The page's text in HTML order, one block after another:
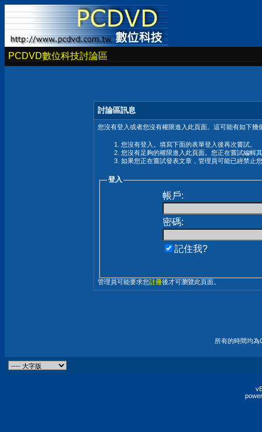
PCDVD數位科技討論區
討論區訊息
您沒有登入或者您沒有權限進入此頁面。這可能有如下幾
您沒有登入。填寫下面的表單登入後再次嘗試。
您沒有足夠的權限進入此頁面。您正在嘗試編輯
如果您正在嘗試發表文章，管理員可能已經禁止
登入
帳戶:
密碼:
記住我?
管理員可能要求您註冊後才可瀏覽此頁面。
所有的時間均為